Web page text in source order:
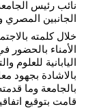
نائب رئيس
الجانبين المصري
خلال كلمته
الأمناء بالحضور
اليابانية للعلوم
بالاشادة بجهود
بالجامعة وما
قامت بتوقيع